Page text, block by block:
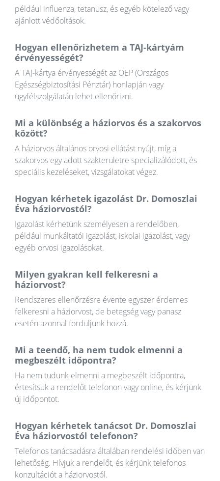
például influenza, tetanusz, és egyéb kötelező vagy
ajánlott védőoltások.
Hogyan ellenőrizhetem a TAJ-kártyám
érvényességét?
A TAJ-kártya érvényességét az OEP (Országos
Egészségbiztosítási Pénztár) honlapján vagy
ügyfélszolgálatán lehet ellenőrizni.
Mi a különbség a háziorvos és a szakorvos
között?
A háziorvos általános orvosi ellátást nyújt, míg a
szakorvos egy adott szakterületre specializálódott, és
speciális kezeléseket, vizsgálatokat végez.
Hogyan kérhetek igazolást Dr. Domoszlai
Éva háziorvostól?
Igazolást kérhetünk személyesen a rendelőben,
például munkáltatói igazolást, iskolai igazolást, vagy
egyéb orvosi igazolásokat.
Milyen gyakran kell felkeresni a
háziorvost?
Rendszeres ellenőrzésre évente egyszer érdemes
felkeresni a háziorvost, de betegség vagy panasz
esetén azonnal forduljunk hozzá.
Mi a teendő, ha nem tudok elmenni a
megbeszélt időpontra?
Ha nem tudunk elmenni a megbeszélt időpontra,
értesítsük a rendelőt telefonon vagy online, és kérjünk
új időpontot.
Hogyan kérhetek tanácsot Dr. Domoszlai
Éva háziorvostól telefonon?
Telefonos tanácsadásra általában rendelési időben van
lehetőség. Hívjuk a rendelőt, és kérjünk telefonos
konzultációt a háziorvostól.